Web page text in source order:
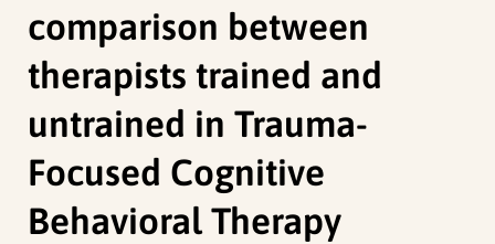
comparison between
therapists trained and
untrained in Trauma-
Focused Cognitive
Behavioral Therapy